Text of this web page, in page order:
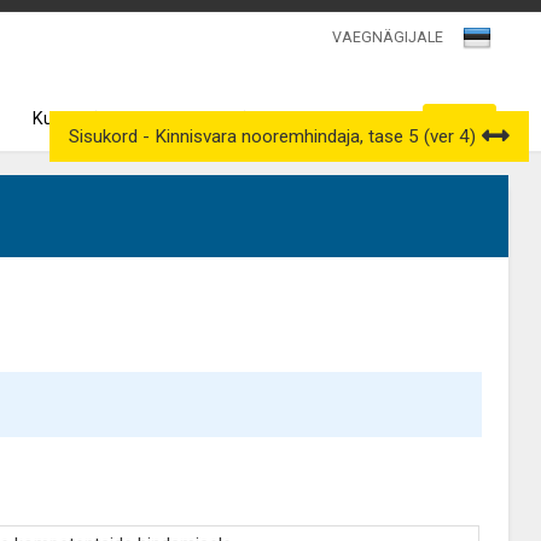
VAEGNÄGIJALE
Kutsenõukogud
Sisukord - Kinnisvara nooremhindaja, tase 5 (ver 4)